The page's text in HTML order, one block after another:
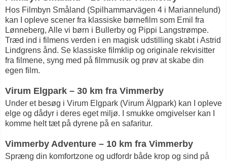
Hos Filmbyn Småland (Spilhammarvägen 4 i Mariannelund)
kan I opleve scener fra klassiske børnefilm som Emil fra
Lønneberg, Alle vi børn i Bullerby og Pippi Langstrømpe.
Træd ind i filmens verden i en magisk udstilling skabt i Astrid
Lindgrens ånd. Se klassiske filmklip og originale rekvisitter
fra filmene, syng med på filmmusik og prøv at skabe din
egen film.
Virum Elgpark – 30 km fra Vimmerby
Under et besøg i Virum Elgpark (Virum Älgpark) kan I opleve
elge og dådyr i deres eget miljø. I smukke omgivelser kan I
komme helt tæt på dyrene på en safaritur.
Vimmerby Adventure – 10 km fra Vimmerby
Spræng din komfortzone og udfordr både krop og sind på